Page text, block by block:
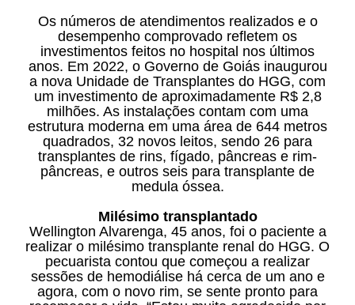
Os números de atendimentos realizados e o
desempenho comprovado refletem os
investimentos feitos no hospital nos últimos
anos. Em 2022, o Governo de Goiás inaugurou
a nova Unidade de Transplantes do HGG, com
um investimento de aproximadamente R$ 2,8
milhões. As instalações contam com uma
estrutura moderna em uma área de 644 metros
quadrados, 32 novos leitos, sendo 26 para
transplantes de rins, fígado, pâncreas e rim-
pâncreas, e outros seis para transplante de
medula óssea.
Milésimo transplantado
Wellington Alvarenga, 45 anos, foi o paciente a
realizar o milésimo transplante renal do HGG. O
pecuarista contou que começou a realizar
sessões de hemodiálise há cerca de um ano e
agora, com o novo rim, se sente pronto para